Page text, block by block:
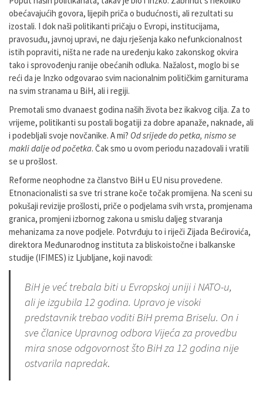
obećavajućih govora, lijepih priča o budućnosti, ali rezultati su
izostali. I dok naši politikanti pričaju o Evropi, institucijama,
pravosuđu, javnoj upravi, ne daju rješenja kako nefunkcionalnost
istih popraviti, ništa ne rade na uređenju kako zakonskog okvira
tako i sprovođenju ranije obećanih odluka. Nažalost, moglo bi se
reći da je Inzko odgovarao svim nacionalnim političkim garniturama
na svim stranama u BiH, ali i regiji.
Premotali smo dvanaest godina naših života bez ikakvog cilja. Za to
vrijeme, politikanti su postali bogatiji za dobre apanaže, naknade, ali
i podebljali svoje novčanike. A mi? Od srijede do petka, nismo se
makli dalje od početka. Čak smo u ovom periodu nazadovali i vratili
se u prošlost.
Reforme neophodne za članstvo BiH u EU nisu provedene.
Etnonacionalisti sa sve tri strane koče točak promijena. Na sceni su
pokušaji revizije prošlosti, priče o podjelama svih vrsta, promjenama
granica, promjeni izbornog zakona u smislu daljeg stvaranja
mehanizama za nove podjele. Potvrđuju to i riječi Zijada Bećirovića,
direktora Međunarodnog instituta za bliskoistočne i balkanske
studije (IFIMES) iz Ljubljane, koji navodi:
BiH je već trebala biti u Evropskoj uniji i NATO-u,
ali je izgubila 12 godina. Upravo je visoki
predstavnik trebao voditi BiH prema Briselu. On i
sve članice Upravnog odbora Vijeća za provedbu
mira snose odgovornost što BiH za 12 godina nije
ostvarila napredak.